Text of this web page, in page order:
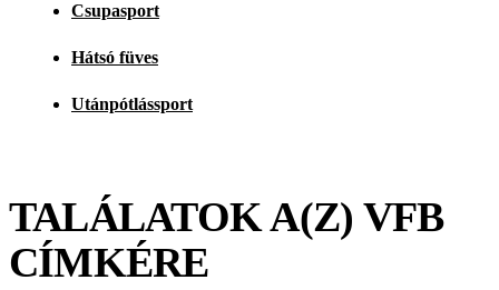
Csupasport
Hátsó füves
Utánpótlássport
TALÁLATOK A(Z) VFB
CÍMKÉRE